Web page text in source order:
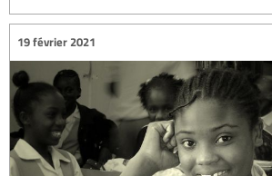
19 février 2021